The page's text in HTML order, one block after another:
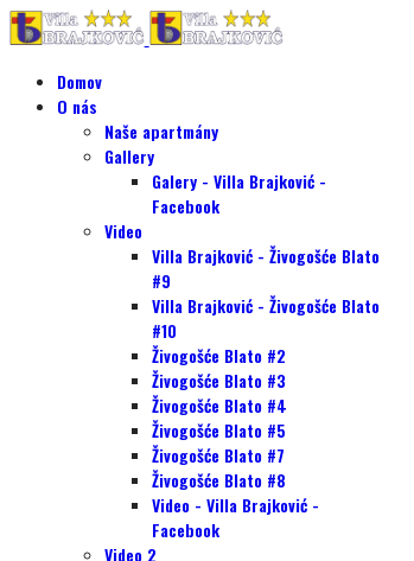
Domov
O nás
Naše apartmány
Gallery
Galery - Villa Brajković -
Facebook
Video
Villa Brajković - Živogošće Blato
#9
Villa Brajković - Živogošće Blato
#10
Živogošće Blato #2
Živogošće Blato #3
Živogošće Blato #4
Živogošće Blato #5
Živogošće Blato #7
Živogošće Blato #8
Video - Villa Brajković -
Facebook
Video 2